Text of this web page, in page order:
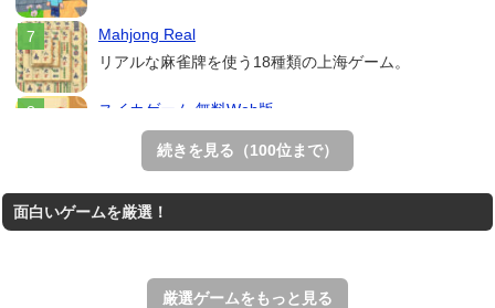
Mahjong Real
リアルな麻雀牌を使う18種類の上海ゲーム。
スイカゲーム 無料Web版
スイカゲームをスクラッチで再現した無料Web版。
王国を構築していく放置系のシミュレーションゲーム。
すべての矢印を画面外へ導くパズルゲーム。
続きを見る（100位まで）
面白いゲームを厳選！
厳選ゲームをもっと見る